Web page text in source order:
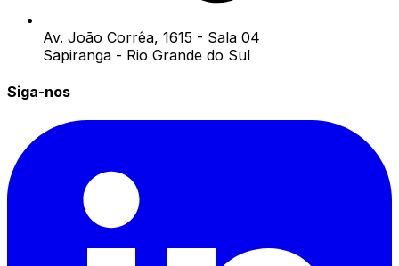
Av. João Corrêa, 1615 - Sala 04
Sapiranga - Rio Grande do Sul
Siga-nos